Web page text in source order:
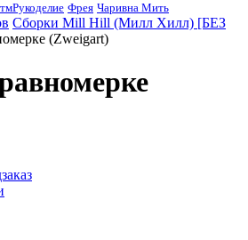
тмРукоделиe Фрея Чаривна Мить
Сборки Mill Hill (Милл Хилл) [БЕЗ
(Zweigart)